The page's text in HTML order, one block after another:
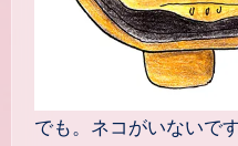
でも。ネコがいないで